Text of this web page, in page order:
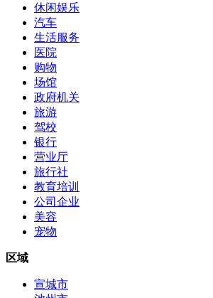
休闲娱乐
汽车
生活服务
医院
购物
场馆
政府机关
旅游
驾校
银行
营业厅
旅行社
教育培训
公司企业
美容
宠物
区域
宣城市